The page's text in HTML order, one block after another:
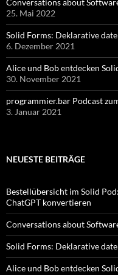
Conversations about
25. Mai 2022
Solid Forms: Deklarative
6. Dezember 2021
Alice und Bob entdecken
30. November 2021
programmier.bar Podcast
3. Januar 2021
NEUESTE BEITRÄGE
Bestellübersicht im Solid
ChatGPT konvertieren
Conversations about
Solid Forms: Deklarative
Alice und Bob entdecken